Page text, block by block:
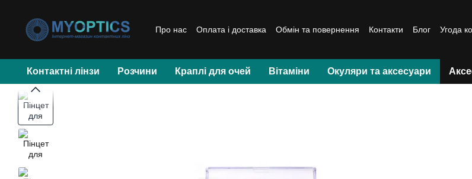
Про нас Оплата і доставка Обмін та повернення Контакти Блог Угода
Контактні лінзи Розчини Краплі для очей Вітаміни Окуляри та аксесуари